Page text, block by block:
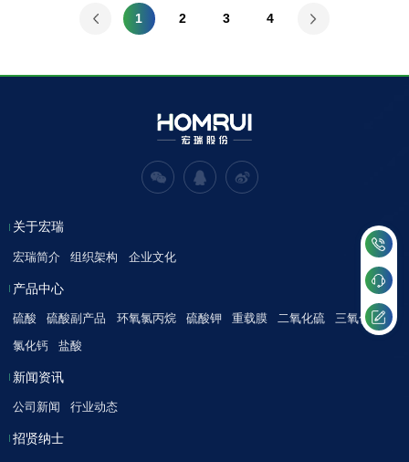
1 2 3 4
关于宏瑞
宏瑞简介 组织架构 企业文化
产品中心
硫酸 硫酸副产品 环氧氯丙烷 硫酸钾 重载膜 二氧化硫
三氧化硫
氯化钙
盐酸
新闻资讯
公司新闻 行业动态
招贤纳士